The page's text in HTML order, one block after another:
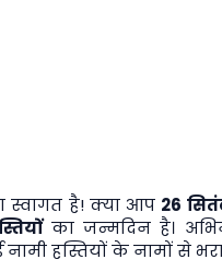
है! क्या आप 26
का जन्मदिन है।
हस्तियों के नामों से